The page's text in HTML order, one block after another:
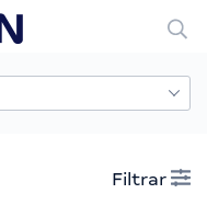
Filtrar